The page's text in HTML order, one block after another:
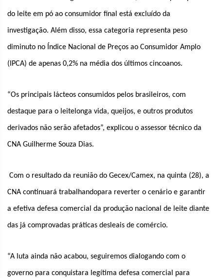
do leite em pó ao consumidor final está excluído da
investigação. Além disso, essa categoria representa peso
diminuto no Índice Nacional de Preços ao Consumidor Amplo
(IPCA) de apenas 0,2% na média dos últimos cincoanos.
“Os principais lácteos consumidos pelos brasileiros, com
destaque para o leitelonga vida, queijos, e outros produtos
derivados não serão afetados”, explicou o assessor técnico da
CNA Guilherme Souza Dias.
Com o resultado da reunião do Gecex/Camex, na quinta (28), a
CNA continuará trabalhandopara reverter o cenário e garantir
a efetiva defesa comercial da produção nacional de leite diante
das já comprovadas práticas desleais de comércio.
“A luta ainda não acabou, seguiremos dialogando com o
governo para conquistara legítima defesa comercial para